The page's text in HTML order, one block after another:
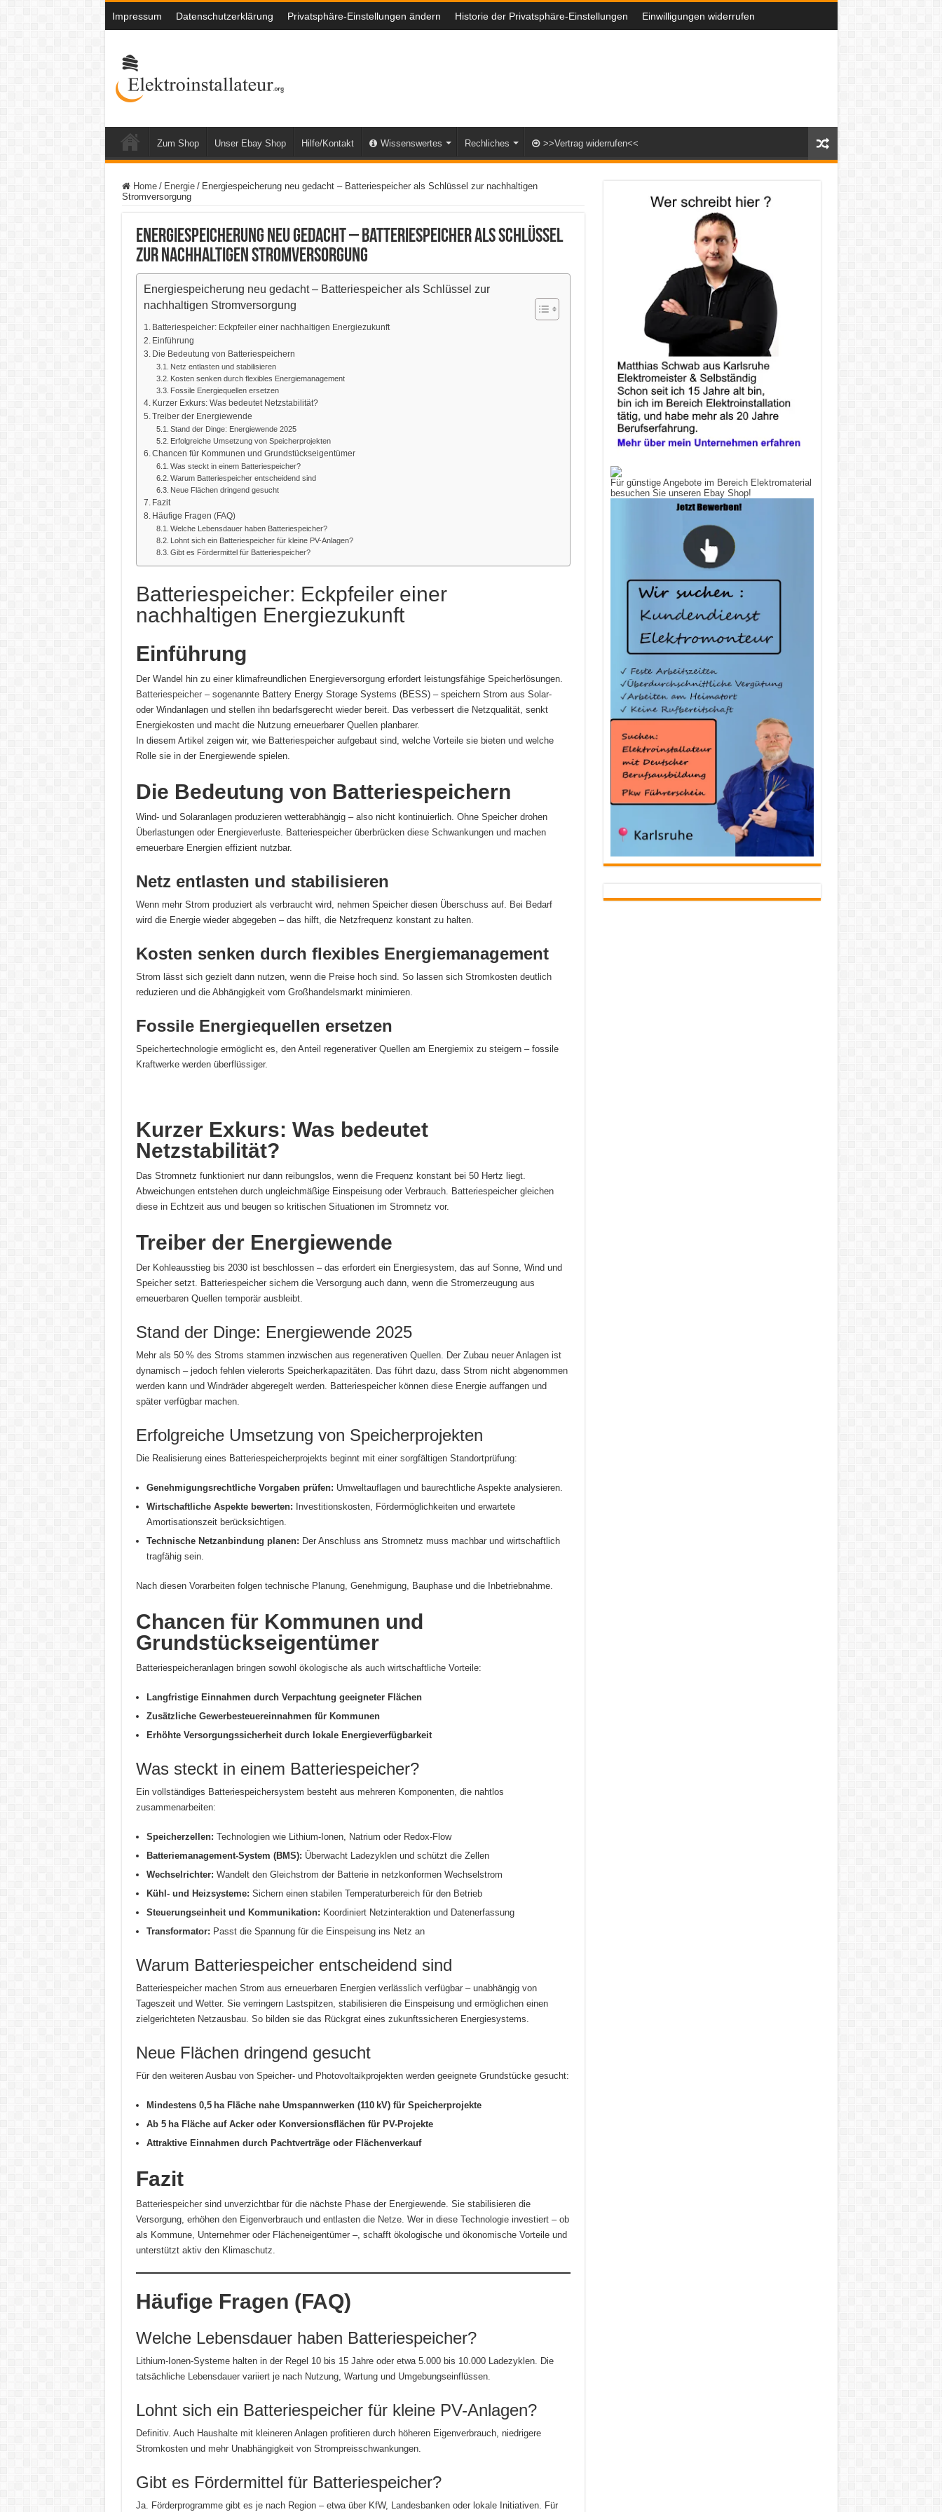
Impressum Datenschutzerklärung Privatsphäre-Einstellungen ändern Historie der Privatsphäre-Einstellungen Einwilligungen widerrufen
Zum Shop Unser Ebay Shop Hilfe/Kontakt Wissenswertes Rechliches >>Vertrag widerrufen<<
Home / Energie / Energiespeicherung neu gedacht – Batteriespeicher als Schlüssel zur nachhaltigen
Stromversorgung
Energiespeicherung neu gedacht – Batteriespeicher als Schlüssel
zur nachhaltigen Stromversorgung
Energiespeicherung neu gedacht – Batteriespeicher als Schlüssel zur
nachhaltigen Stromversorgung
Batteriespeicher: Eckpfeiler einer nachhaltigen Energiezukunft
Einführung
Die Bedeutung von Batteriespeichern
Netz entlasten und stabilisieren
Kosten senken durch flexibles Energiemanagement
Fossile Energiequellen ersetzen
Kurzer Exkurs: Was bedeutet Netzstabilität?
Treiber der Energiewende
Stand der Dinge: Energiewende 2025
Erfolgreiche Umsetzung von Speicherprojekten
Chancen für Kommunen und Grundstückseigentümer
Was steckt in einem Batteriespeicher?
Warum Batteriespeicher entscheidend sind
Neue Flächen dringend gesucht
Fazit
Häufige Fragen (FAQ)
Welche Lebensdauer haben Batteriespeicher?
Lohnt sich ein Batteriespeicher für kleine PV-Anlagen?
Gibt es Fördermittel für Batteriespeicher?
Batteriespeicher: Eckpfeiler einer
nachhaltigen Energiezukunft
Einführung
Der Wandel hin zu einer klimafreundlichen Energieversorgung erfordert leistungsfähige Speicherlösungen.
Batteriespeicher– sogenannte Battery Energy Storage Systems (BESS) – speichern Strom aus Solar-
oder Windanlagen und stellen ihn bedarfsgerecht wieder bereit. Das verbessert die Netzqualität, senkt
Energiekosten und macht die Nutzung erneuerbarer Quellen planbarer.
In diesem Artikel zeigen wir, wie Batteriespeicher aufgebaut sind, welche Vorteile sie bieten und welche
Rolle sie in der Energiewende spielen.
Die Bedeutung von Batteriespeichern
Wind- und Solaranlagen produzieren wetterabhängig – also nicht kontinuierlich. Ohne Speicher drohen
Überlastungen oder Energieverluste. Batteriespeicher überbrücken diese Schwankungen und machen
erneuerbare Energien effizient nutzbar.
Netz entlasten und stabilisieren
Wenn mehr Strom produziert als verbraucht wird, nehmen Speicher diesen Überschuss auf. Bei Bedarf
wird die Energie wieder abgegeben – das hilft, die Netzfrequenz konstant zu halten.
Kosten senken durch flexibles Energiemanagement
Strom lässt sich gezielt dann nutzen, wenn die Preise hoch sind. So lassen sich Stromkosten deutlich
reduzieren und die Abhängigkeit vom Großhandelsmarkt minimieren.
Fossile Energiequellen ersetzen
Speichertechnologie ermöglicht es, den Anteil regenerativer Quellen am Energiemix zu steigern – fossile
Kraftwerke werden überflüssiger.
Kurzer Exkurs: Was bedeutet
Netzstabilität?
Das Stromnetz funktioniert nur dann reibungslos, wenn die Frequenz konstant bei 50 Hertz liegt.
Abweichungen entstehen durch ungleichmäßige Einspeisung oder Verbrauch. Batteriespeicher gleichen
diese in Echtzeit aus und beugen so kritischen Situationen im Stromnetz vor.
Treiber der Energiewende
Der Kohleausstieg bis 2030 ist beschlossen – das erfordert ein Energiesystem, das auf Sonne, Wind und
Speicher setzt. Batteriespeicher sichern die Versorgung auch dann, wenn die Stromerzeugung aus
erneuerbaren Quellen temporär ausbleibt.
Stand der Dinge: Energiewende 2025
Mehr als 50 % des Stroms stammen inzwischen aus regenerativen Quellen. Der Zubau neuer Anlagen ist
dynamisch – jedoch fehlen vielerorts Speicherkapazitäten. Das führt dazu, dass Strom nicht abgenommen
werden kann und Windräder abgeregelt werden. Batteriespeicher können diese Energie auffangen und
später verfügbar machen.
Erfolgreiche Umsetzung von Speicherprojekten
Die Realisierung eines Batteriespeicherprojekts beginnt mit einer sorgfältigen Standortprüfung:
Genehmigungsrechtliche Vorgaben prüfen: Umweltauflagen und baurechtliche Aspekte analysieren.
Wirtschaftliche Aspekte bewerten: Investitionskosten, Fördermöglichkeiten und erwartete
Amortisationszeit berücksichtigen.
Technische Netzanbindung planen: Der Anschluss ans Stromnetz muss machbar und wirtschaftlich
tragfähig sein.
Nach diesen Vorarbeiten folgen technische Planung, Genehmigung, Bauphase und die Inbetriebnahme.
Chancen für Kommunen und
Grundstückseigentümer
Batteriespeicheranlagen bringen sowohl ökologische als auch wirtschaftliche Vorteile:
Langfristige Einnahmen durch Verpachtung geeigneter Flächen
Zusätzliche Gewerbesteuereinnahmen für Kommunen
Erhöhte Versorgungssicherheit durch lokale Energieverfügbarkeit
Was steckt in einem Batteriespeicher?
Ein vollständiges Batteriespeichersystem besteht aus mehreren Komponenten, die nahtlos
zusammenarbeiten:
Speicherzellen: Technologien wie Lithium-Ionen, Natrium oder Redox-Flow
Batteriemanagement-System (BMS): Überwacht Ladezyklen und schützt die Zellen
Wechselrichter: Wandelt den Gleichstrom der Batterie in netzkonformen Wechselstrom
Kühl- und Heizsysteme: Sichern einen stabilen Temperaturbereich für den Betrieb
Steuerungseinheit und Kommunikation: Koordiniert Netzinteraktion und Datenerfassung
Transformator: Passt die Spannung für die Einspeisung ins Netz an
Warum Batteriespeicher entscheidend sind
Batteriespeicher machen Strom aus erneuerbaren Energien verlässlich verfügbar – unabhängig von
Tageszeit und Wetter. Sie verringern Lastspitzen, stabilisieren die Einspeisung und ermöglichen einen
zielgerichteten Netzausbau. So bilden sie das Rückgrat eines zukunftssicheren Energiesystems.
Neue Flächen dringend gesucht
Für den weiteren Ausbau von Speicher- und Photovoltaikprojekten werden geeignete Grundstücke gesucht:
Mindestens 0,5 ha Fläche nahe Umspannwerken (110 kV) für Speicherprojekte
Ab 5 ha Fläche auf Acker oder Konversionsflächen für PV-Projekte
Attraktive Einnahmen durch Pachtverträge oder Flächenverkauf
Fazit
Batteriespeichersind unverzichtbar für die nächste Phase der Energiewende. Sie stabilisieren die
Versorgung, erhöhen den Eigenverbrauch und entlasten die Netze. Wer in diese Technologie investiert – ob
als Kommune, Unternehmer oder Flächeneigentümer –, schafft ökologische und ökonomische Vorteile und
unterstützt aktiv den Klimaschutz.
Häufige Fragen (FAQ)
Welche Lebensdauer haben Batteriespeicher?
Lithium-Ionen-Systeme halten in der Regel 10 bis 15 Jahre oder etwa 5.000 bis 10.000 Ladezyklen. Die
tatsächliche Lebensdauer variiert je nach Nutzung, Wartung und Umgebungseinflüssen.
Lohnt sich ein Batteriespeicher für kleine PV-Anlagen?
Definitiv. Auch Haushalte mit kleineren Anlagen profitieren durch höheren Eigenverbrauch, niedrigere
Stromkosten und mehr Unabhängigkeit von Strompreisschwankungen.
Gibt es Fördermittel für Batteriespeicher?
Ja. Förderprogramme gibt es je nach Region – etwa über KfW, Landesbanken oder lokale Initiativen. Für
Für günstige Angebote im Bereich Elektromaterial
besuchen Sie unseren Ebay Shop!